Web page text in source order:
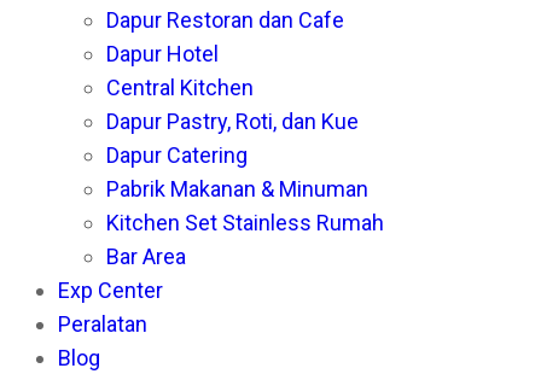
Dapur Restoran dan Cafe
Dapur Hotel
Central Kitchen
Dapur Pastry, Roti, dan Kue
Dapur Catering
Pabrik Makanan & Minuman
Kitchen Set Stainless Rumah
Bar Area
Exp Center
Peralatan
Blog